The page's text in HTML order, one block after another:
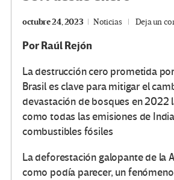
octubre 24, 2023 Noticias Deja un
PorRaúl Rejón
La destrucción cero prometida
Brasil es clave para mitigar el
devastación de bosques en 2022
como todas las emisiones de
combustibles fósiles
La deforestación galopante de la
como podía parecer, un